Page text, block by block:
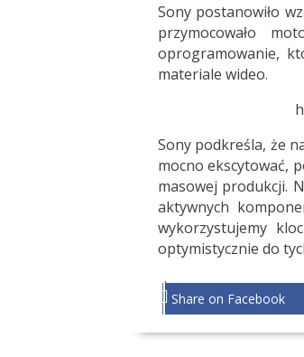
Sony postanowiło
przymocowało
oprogramowanie,
materiale wideo.
Sony podkreśla, że
mocno ekscytować,
masowej produkcji.
aktywnych
wykorzystujemy
optymistycznie do
Share on Facebook